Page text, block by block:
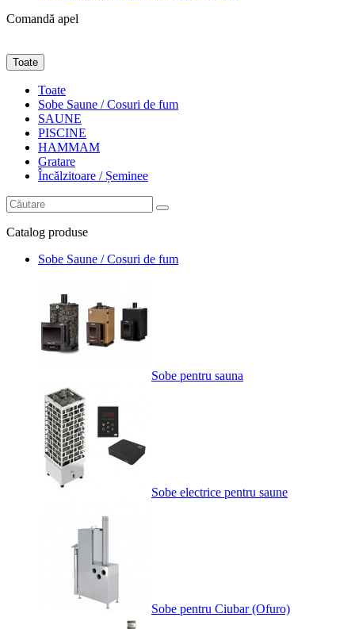
Comandă apel
Toate
Toate
Sobe Saune / Cosuri de fum
SAUNE
PISCINE
HAMMAM
Gratare
Încălzitoare / Șeminee
Catalog produse
Sobe Saune / Cosuri de fum
Sobe pentru sauna
Sobe electrice pentru saune
Sobe pentru Ciubar (Ofuro)